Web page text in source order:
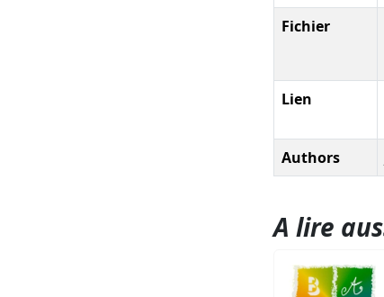
Fichier
Lien
Authors
A lire